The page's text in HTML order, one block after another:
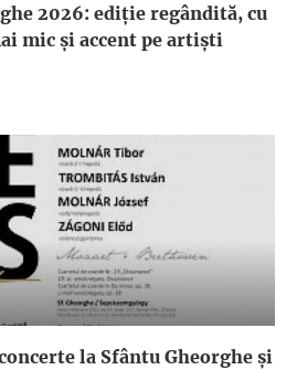
2026: ediție regândită, cu
mic și accent pe artiști
la Sfântu Gheorghe şi